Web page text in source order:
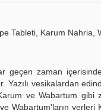
Tableti, Karum Nahria,
geçen zaman
Yazılı vesikalardan
ve Wabartum
Wabartum'ların yerleri